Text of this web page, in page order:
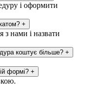
і оформити
+
з нами і назвати
коштує більше? +
формі? +